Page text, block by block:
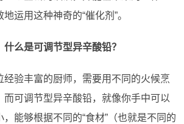
运用这种神奇的“催化剂”。
么是可调节型异辛酸铅？
经验丰富的厨师，需要用不同的火候烹
而可调节型异辛酸铅，就像你手中可以
能够根据不同的“食材”（也就是不同的